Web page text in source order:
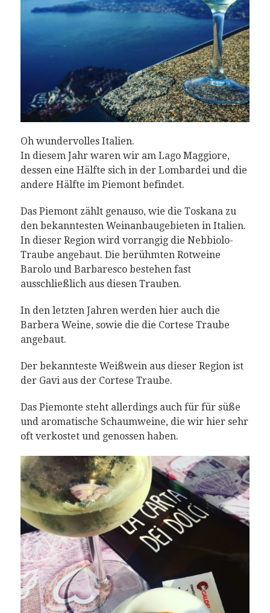
Oh wundervolles Italien.
In diesem Jahr waren wir am Lago Maggiore,
dessen eine Hälfte sich in der Lombardei und die
andere Hälfte im Piemont befindet.
Das Piemont zählt genauso, wie die Toskana zu
den bekanntesten Weinanbaugebieten in Italien.
In dieser Region wird vorrangig die Nebbiolo-
Traube angebaut. Die berühmten Rotweine
Barolo und Barbaresco bestehen fast
ausschließlich aus diesen Trauben.
In den letzten Jahren werden hier auch die
Barbera Weine, sowie die die Cortese Traube
angebaut.
Der bekannteste Weißwein aus dieser Region ist
der Gavi aus der Cortese Traube.
Das Piemonte steht allerdings auch für für süße
und aromatische Schaumweine, die wir hier sehr
oft verkostet und genossen haben.